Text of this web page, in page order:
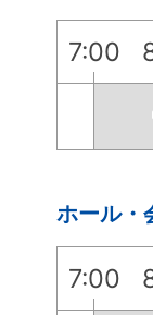
7:00
ホール・
7:00